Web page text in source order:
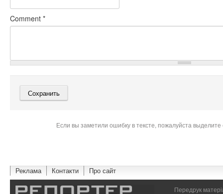
Comment *
Если вы заметили ошибку в тексте, пожалуйста
Реклама Контакти Про сайт
Передрук